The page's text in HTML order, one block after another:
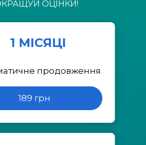
ОЦІНКИ!
1 МІСЯЦІ
продовження
189 грн